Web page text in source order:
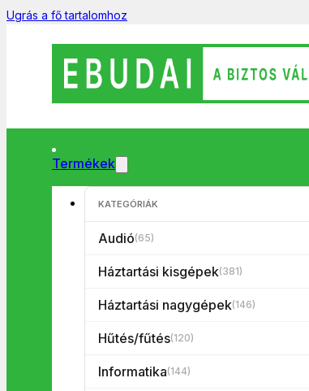
Ugrás a fő tartalomhoz
Termékek
KATEGÓRIÁK
Audió(65)
Háztartási kisgépek(381)
Háztartási nagygépek(146)
Hűtés/fűtés(120)
Informatika(144)
Főoldal/Háztartási kisgépek/Konyhai kisgépek/